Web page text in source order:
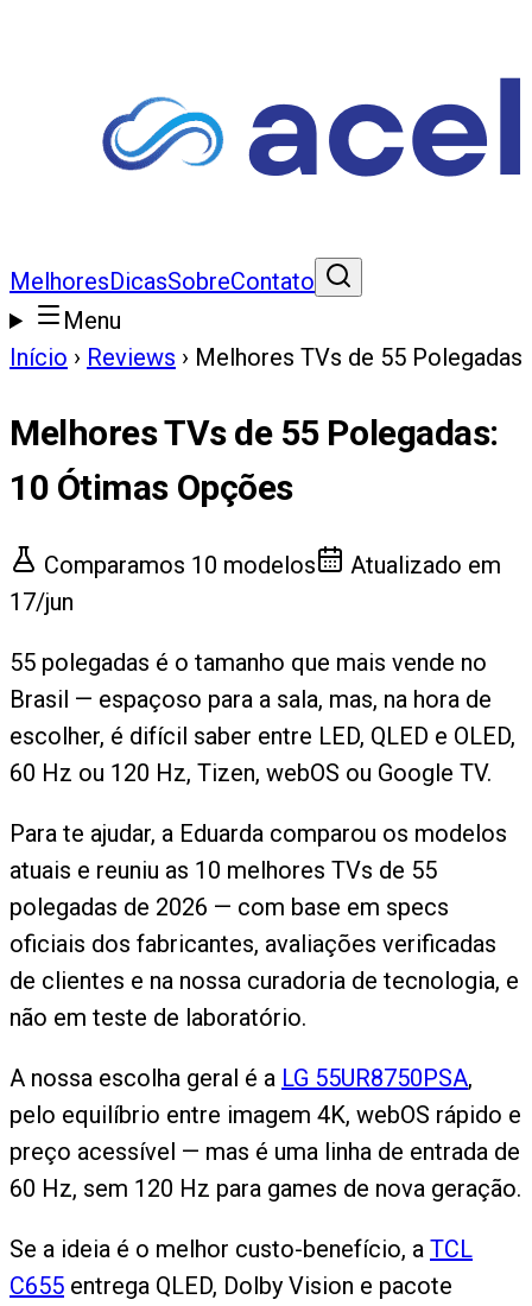
MelhoresDicasSobreContato
Menu
Início › Reviews › Melhores TVs de 55 Polegadas
Melhores TVs de 55 Polegadas:
10 Ótimas Opções
Comparamos 10 modelos
Atualizado em
17/jun
55 polegadas é o tamanho que mais vende no
Brasil — espaçoso para a sala, mas, na hora de
escolher, é difícil saber entre LED, QLED e OLED,
60 Hz ou 120 Hz, Tizen, webOS ou Google TV.
Para te ajudar, a Eduarda comparou os modelos
atuais e reuniu as 10 melhores TVs de 55
polegadas de 2026 — com base em specs
oficiais dos fabricantes, avaliações verificadas
de clientes e na nossa curadoria de tecnologia, e
não em teste de laboratório.
A nossa escolha geral é a LG 55UR8750PSA,
pelo equilíbrio entre imagem 4K, webOS rápido e
preço acessível — mas é uma linha de entrada de
60 Hz, sem 120 Hz para games de nova geração.
Se a ideia é o melhor custo-benefício, a TCL
C655 entrega QLED, Dolby Vision e pacote